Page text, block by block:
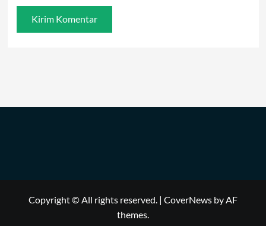
Copyright © All rights reserved. | CoverNews by AF
themes.